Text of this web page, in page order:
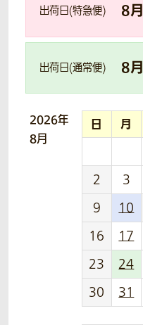
出荷日(特急便) 8月
出荷日(通常便) 8月
2026年
8月
日 月
2
3
9
10
16
17
23
24
30
31